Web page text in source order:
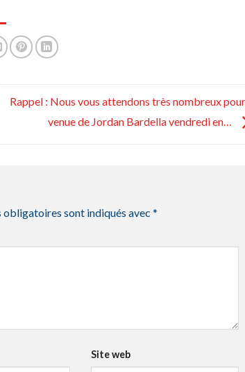
Rappel : Nous vous attendons très nombreux
venue de Jordan Bardella vendredi en…
obligatoires sont indiqués avec *
Site web